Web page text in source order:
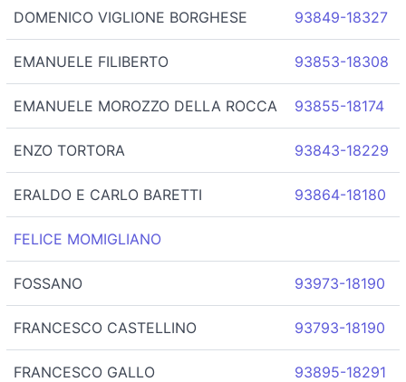
DOMENICO VIGLIONE BORGHESE 93849-18327
EMANUELE FILIBERTO 93853-18308
EMANUELE MOROZZO DELLA ROCCA 93855-18174
ENZO TORTORA 93843-18229
ERALDO E CARLO BARETTI 93864-18180
FELICE MOMIGLIANO
FOSSANO 93973-18190
FRANCESCO CASTELLINO 93793-18190
FRANCESCO GALLO 93895-18291